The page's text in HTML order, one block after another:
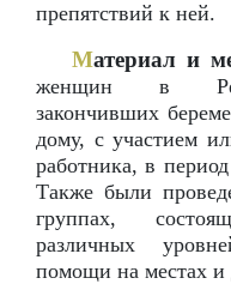
препятствий к ней.
Материал и
женщин в
закончивших
дому, с участием
работника, в
Также были
группах,
различных
помощи на местах и